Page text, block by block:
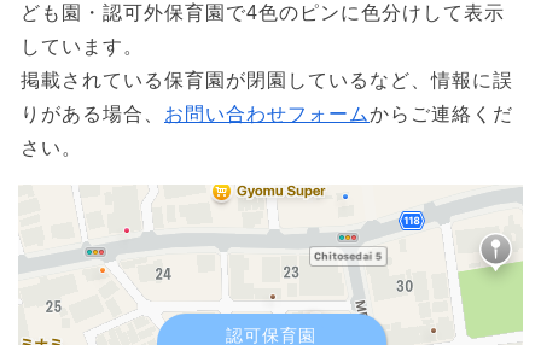
ども園・認可外保育園で4色のピンに色分けして表示
しています。
掲載されている保育園が閉園しているなど、情報に誤
りがある場合、 お問い合わせフォームからご連絡くだ
さい。
認可保育園